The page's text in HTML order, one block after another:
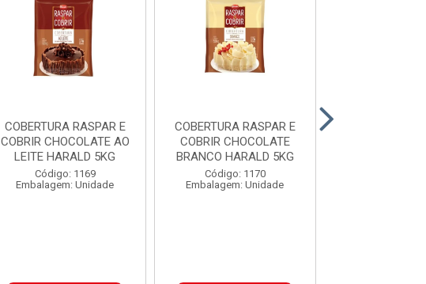
COBERTURA RASPAR E
COBRIR CHOCOLATE AO
LEITE HARALD 5KG
Código: 1169
Embalagem: Unidade
COBERTURA RASPAR E
COBRIR CHOCOLATE
BRANCO HARALD 5KG
Código: 1170
Embalagem: Unidade